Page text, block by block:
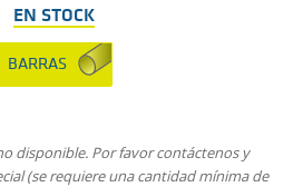
EN STOCK
BARRAS
disponible. Por favor contáctenos y
(se requiere una cantidad mínima de